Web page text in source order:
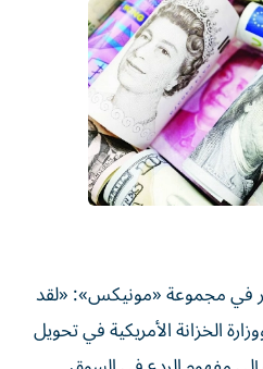
في مجموعة «مونيكس»: «لقد
الخزانة الأمريكية في تحويل